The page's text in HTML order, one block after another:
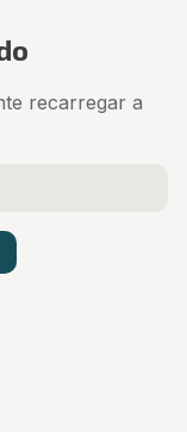
recarregar a